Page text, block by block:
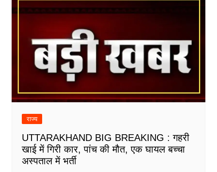
राज्य
UTTARAKHAND BIG BREAKING : गहरी
खाई में गिरी कार, पांच की मौत, एक घायल बच्चा
अस्पताल में भर्ती